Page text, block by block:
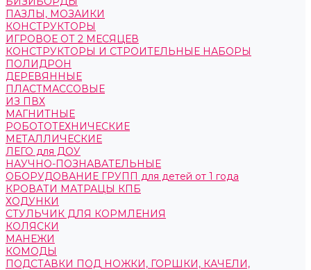
ПАЗЛЫ, МОЗАИКИ
КОНСТРУКТОРЫ
ИГРОВОЕ ОТ 2 МЕСЯЦЕВ
КОНСТРУКТОРЫ И СТРОИТЕЛЬНЫЕ НАБОРЫ
ПОЛИДРОН
ДЕРЕВЯННЫЕ
ПЛАСТМАССОВЫЕ
ИЗ ПВХ
МАГНИТНЫЕ
РОБОТОТЕХНИЧЕСКИЕ
МЕТАЛЛИЧЕСКИЕ
ЛЕГО для ДОУ
НАУЧНО-ПОЗНАВАТЕЛЬНЫЕ
ОБОРУДОВАНИЕ ГРУПП для детей от 1 года
КРОВАТИ МАТРАЦЫ КПБ
ХОДУНКИ
СТУЛЬЧИК ДЛЯ КОРМЛЕНИЯ
КОЛЯСКИ
МАНЕЖИ
КОМОДЫ
ПОДСТАВКИ ПОД НОЖКИ, ГОРШКИ, КАЧЕЛИ,